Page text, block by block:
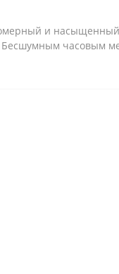
и
часовым